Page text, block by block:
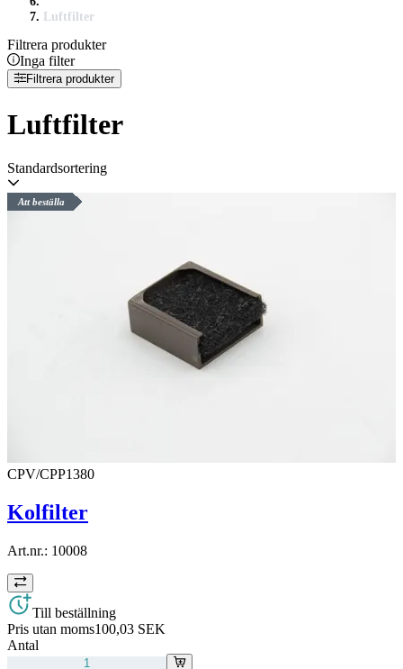
Luftfilter
Filtrera produkter
Inga filter
Filtrera produkter
Luftfilter
Standardsortering
Att beställa
CPV/CPP1380
Kolfilter
Art.nr.: 10008
Till beställning
Pris utan moms100,03 SEK
Antal